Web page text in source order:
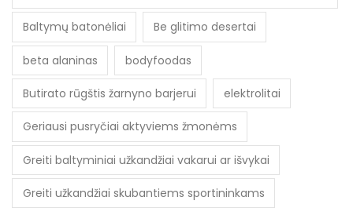
Baltymų batonėliai Be glitimo desertai
beta alaninas bodyfoodas
Butirato rūgštis žarnyno barjerui elektrolitai
Geriausi pusryčiai aktyviems žmonėms
Greiti baltyminiai užkandžiai vakarui ar išvykai
Greiti užkandžiai skubantiems sportininkams